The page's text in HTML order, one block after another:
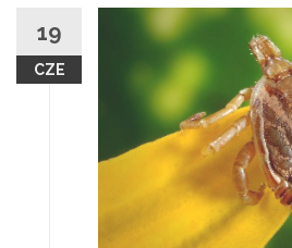
19
CZE